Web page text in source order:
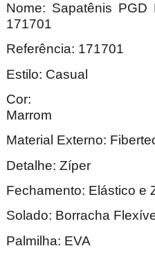
Nome: Sapatênis PGD
171701
Estilo: Casual
Cor:
Material Externo:
Detalhe: Zíper
Fechamento: Elástico e
Solado: Borracha
Palmilha: EVA